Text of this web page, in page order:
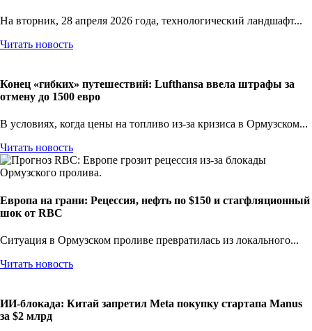
На вторник, 28 апреля 2026 года, технологический ландшафт...
Читать новость
Конец «гибких» путешествий: Lufthansa ввела штрафы за
отмену до 1500 евро
В условиях, когда цены на топливо из-за кризиса в Ормузском...
Читать новость
Европа на грани: Рецессия, нефть по $150 и стагфляционный
шок от RBC
Ситуация в Ормузском проливе превратилась из локального...
Читать новость
ИИ-блокада: Китай запретил Meta покупку стартапа Manus
за $2 млрд